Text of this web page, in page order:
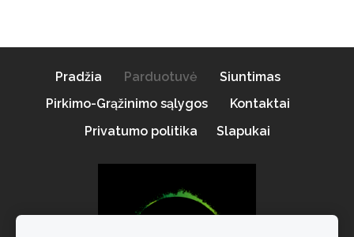
Pradžia Parduotuvė
Siuntimas
Pirkimo-Grąžinimo sąlygos
Kontaktai
Privatumo politika
Slapukai